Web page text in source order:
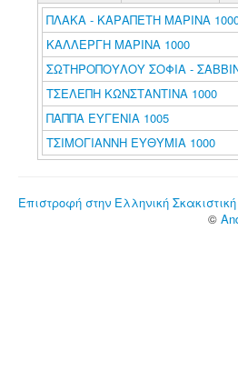
ΠΛΑΚΑ - ΚΑΡΑΠΕΤΗ ΜΑΡΙΝΑ
ΚΑΛΛΕΡΓΗ ΜΑΡΙΝΑ 1000
ΣΩΤΗΡΟΠΟΥΛΟΥ ΣΟΦΙΑ -
ΤΣΕΛΕΠΗ ΚΩΝΣΤΑΝΤΙΝΑ 1000
ΠΑΠΠΑ ΕΥΓΕΝΙΑ 1005
ΤΣΙΜΟΓΙΑΝΝΗ ΕΥΘΥΜΙΑ 1000
Επιστροφή στην Ελληνική
©